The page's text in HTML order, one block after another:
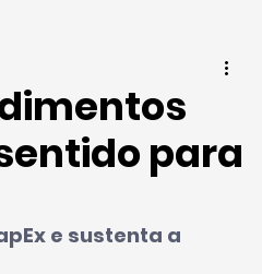
para
e sustenta a